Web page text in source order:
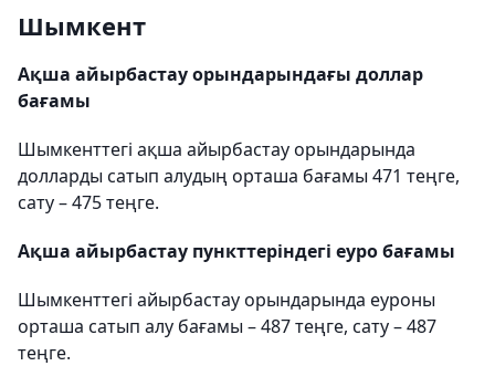
Шымкент
Ақша айырбастау орындарындағы доллар
бағамы
Шымкенттегі ақша айырбастау орындарында
долларды сатып алудың орташа бағамы 471 теңге,
сату – 475 теңге.
Ақша айырбастау пункттеріндегі еуро бағамы
Шымкенттегі айырбастау орындарында еуроны
орташа сатып алу бағамы – 487 теңге, сату – 487
теңге.